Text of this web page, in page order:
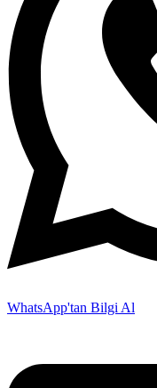
WhatsApp'tan Bilgi Al